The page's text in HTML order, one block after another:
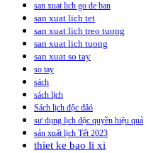
san xuat lich go de ban
san xuat lich tet
san xuat lich treo tuong
san xuat lich tuong
san xuat so tay
so tay
sách
sách lịch
Sách lịch độc đâó
sư dụng lịch độc quyền hiệu quả
sản xuất lịch Tết 2023
thiet ke bao li xi